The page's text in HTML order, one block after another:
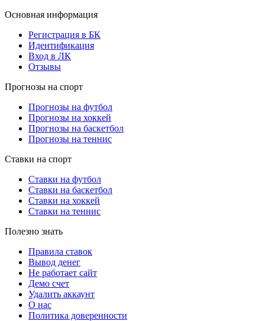
Основная информация
Регистрация в БК
Идентификация
Вход в ЛК
Отзывы
Прогнозы на спорт
Прогнозы на футбол
Прогнозы на хоккей
Прогнозы на баскетбол
Прогнозы на теннис
Ставки на спорт
Ставки на футбол
Ставки на баскетбол
Ставки на хоккей
Ставки на теннис
Полезно знать
Правила ставок
Вывод денег
Не работает сайт
Демо счет
Удалить аккаунт
О нас
Политика доверенности